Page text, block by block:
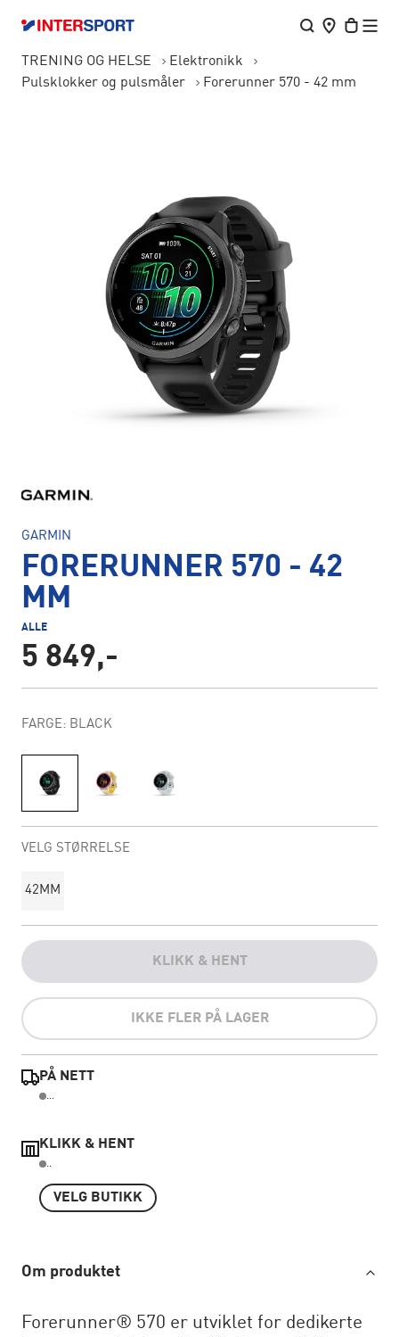
TRENING OG HELSE
Elektronikk
Pulsklokker og pulsmåler
Forerunner 570 - 42 mm
GARMIN
FORERUNNER 570 - 42
MM
ALLE
5 849,-
FARGE: BLACK
VELG STØRRELSE
42MM
KLIKK & HENT
IKKE FLER PÅ LAGER
PÅ NETT
...
KLIKK & HENT
..
VELG BUTIKK
Om produktet
Forerunner® 570 er utviklet for dedikerte